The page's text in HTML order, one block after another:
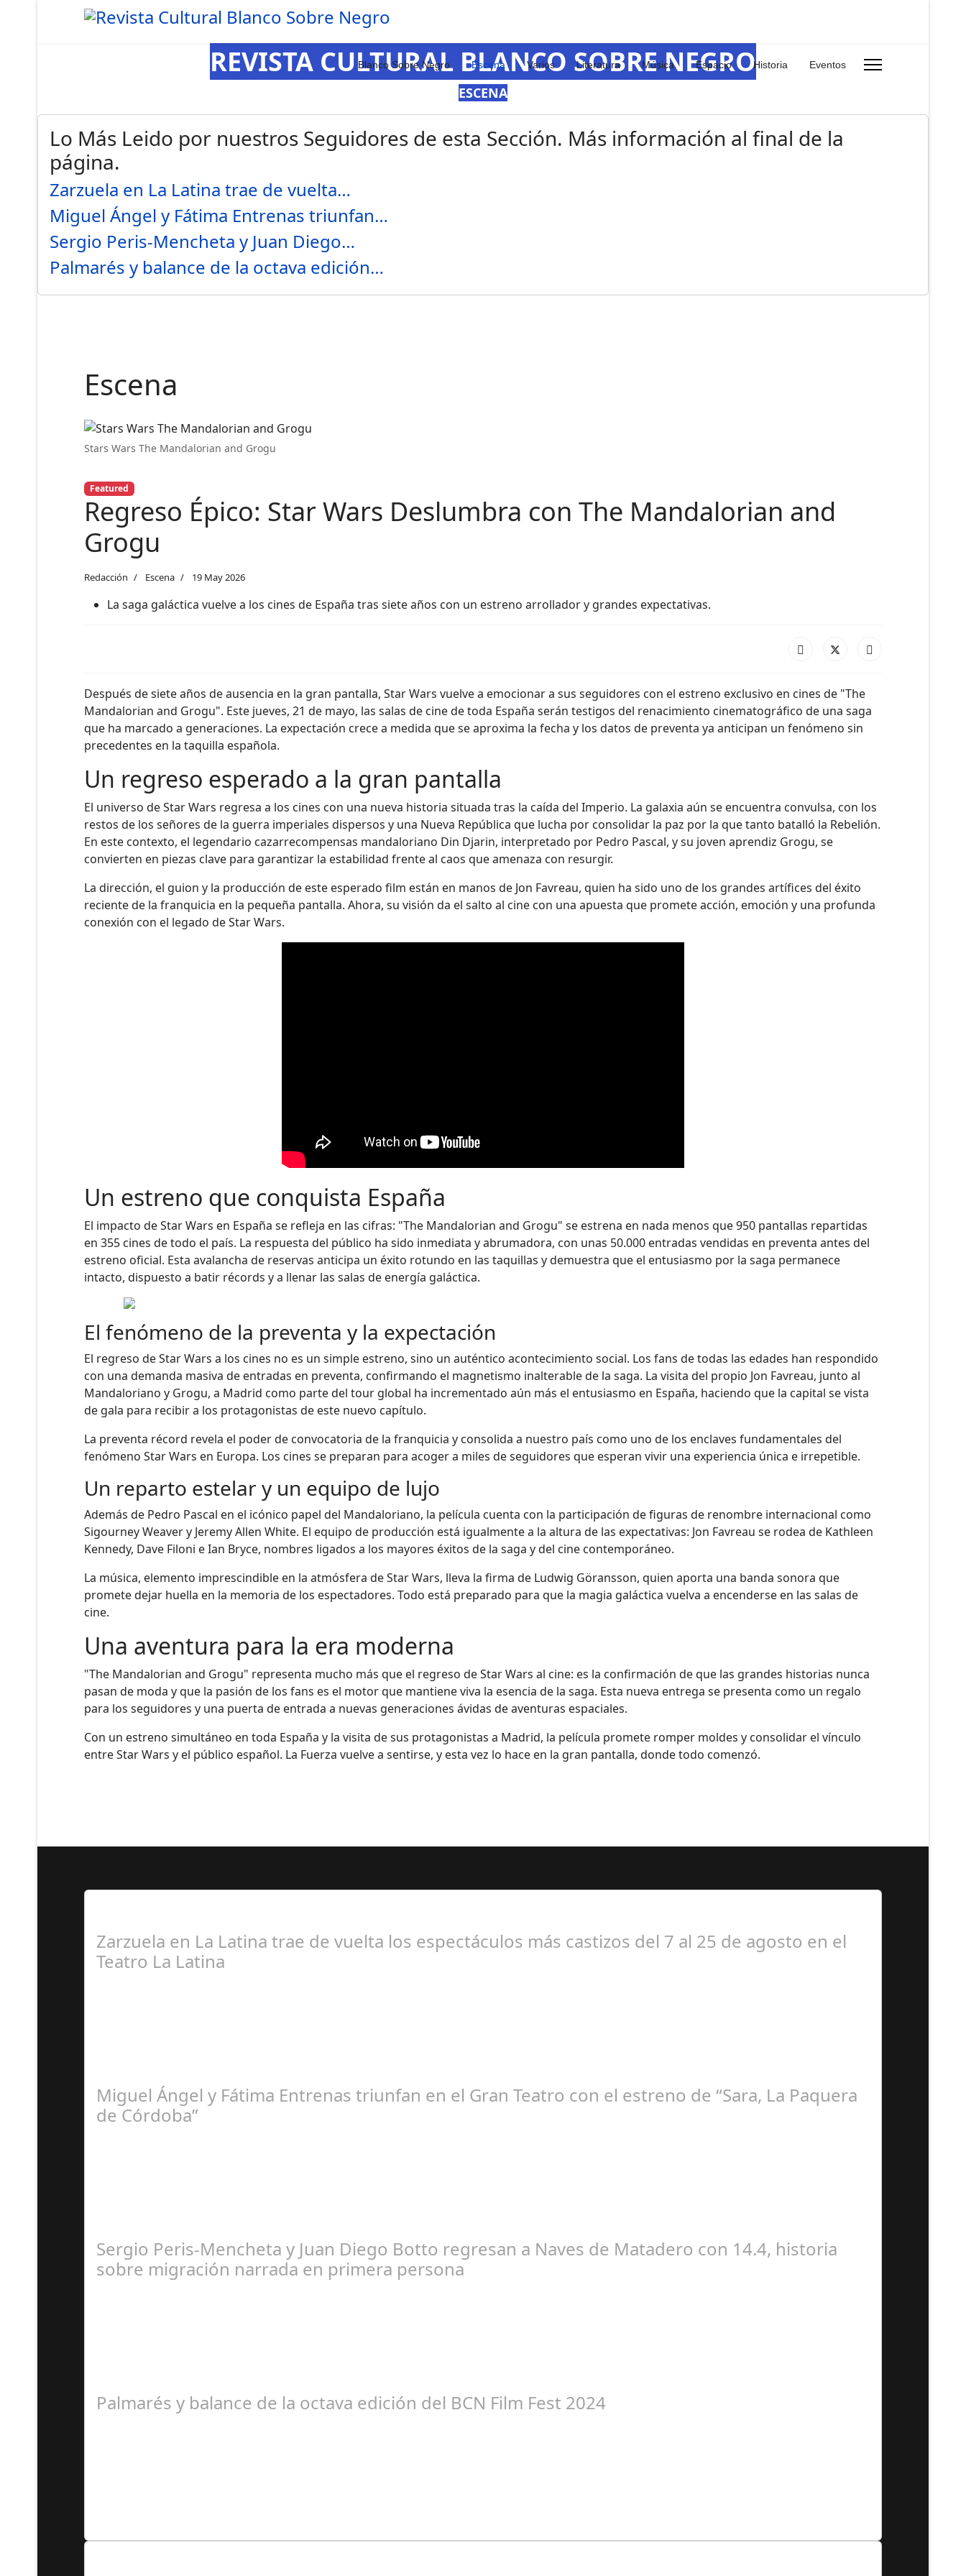
Blanco Sobre Negro Escena Varios Literatura Música Espacio Historia Eventos
REVISTA CULTURAL BLANCO SOBRE NEGRO
ESCENA
Lo Más Leido por nuestros Seguidores de esta Sección. Más información al final de la
página.
Zarzuela en La Latina trae de vuelta…
Miguel Ángel y Fátima Entrenas triunfan…
Sergio Peris-Mencheta y Juan Diego…
Palmarés y balance de la octava edición…
Escena
Stars Wars The Mandalorian and Grogu
Featured
Regreso Épico: Star Wars Deslumbra con The Mandalorian and
Grogu
Redacción Escena 19 May 2026
La saga galáctica vuelve a los cines de España tras siete años con un estreno arrollador y grandes expectativas.
Después de siete años de ausencia en la gran pantalla, Star Wars vuelve a emocionar a sus seguidores con el estreno exclusivo en cines de "The
Mandalorian and Grogu". Este jueves, 21 de mayo, las salas de cine de toda España serán testigos del renacimiento cinematográfico de una saga
que ha marcado a generaciones. La expectación crece a medida que se aproxima la fecha y los datos de preventa ya anticipan un fenómeno sin
precedentes en la taquilla española.
Un regreso esperado a la gran pantalla
El universo de Star Wars regresa a los cines con una nueva historia situada tras la caída del Imperio. La galaxia aún se encuentra convulsa, con los
restos de los señores de la guerra imperiales dispersos y una Nueva República que lucha por consolidar la paz por la que tanto batalló la Rebelión.
En este contexto, el legendario cazarrecompensas mandaloriano Din Djarin, interpretado por Pedro Pascal, y su joven aprendiz Grogu, se
convierten en piezas clave para garantizar la estabilidad frente al caos que amenaza con resurgir.
La dirección, el guion y la producción de este esperado film están en manos de Jon Favreau, quien ha sido uno de los grandes artífices del éxito
reciente de la franquicia en la pequeña pantalla. Ahora, su visión da el salto al cine con una apuesta que promete acción, emoción y una profunda
conexión con el legado de Star Wars.
Un estreno que conquista España
El impacto de Star Wars en España se refleja en las cifras: "The Mandalorian and Grogu" se estrena en nada menos que 950 pantallas repartidas
en 355 cines de todo el país. La respuesta del público ha sido inmediata y abrumadora, con unas 50.000 entradas vendidas en preventa antes del
estreno oficial. Esta avalancha de reservas anticipa un éxito rotundo en las taquillas y demuestra que el entusiasmo por la saga permanece
intacto, dispuesto a batir récords y a llenar las salas de energía galáctica.
El fenómeno de la preventa y la expectación
El regreso de Star Wars a los cines no es un simple estreno, sino un auténtico acontecimiento social. Los fans de todas las edades han respondido
con una demanda masiva de entradas en preventa, confirmando el magnetismo inalterable de la saga. La visita del propio Jon Favreau, junto al
Mandaloriano y Grogu, a Madrid como parte del tour global ha incrementado aún más el entusiasmo en España, haciendo que la capital se vista
de gala para recibir a los protagonistas de este nuevo capítulo.
La preventa récord revela el poder de convocatoria de la franquicia y consolida a nuestro país como uno de los enclaves fundamentales del
fenómeno Star Wars en Europa. Los cines se preparan para acoger a miles de seguidores que esperan vivir una experiencia única e irrepetible.
Un reparto estelar y un equipo de lujo
Además de Pedro Pascal en el icónico papel del Mandaloriano, la película cuenta con la participación de figuras de renombre internacional como
Sigourney Weaver y Jeremy Allen White. El equipo de producción está igualmente a la altura de las expectativas: Jon Favreau se rodea de Kathleen
Kennedy, Dave Filoni e Ian Bryce, nombres ligados a los mayores éxitos de la saga y del cine contemporáneo.
La música, elemento imprescindible en la atmósfera de Star Wars, lleva la firma de Ludwig Göransson, quien aporta una banda sonora que
promete dejar huella en la memoria de los espectadores. Todo está preparado para que la magia galáctica vuelva a encenderse en las salas de
cine.
Una aventura para la era moderna
"The Mandalorian and Grogu" representa mucho más que el regreso de Star Wars al cine: es la confirmación de que las grandes historias nunca
pasan de moda y que la pasión de los fans es el motor que mantiene viva la esencia de la saga. Esta nueva entrega se presenta como un regalo
para los seguidores y una puerta de entrada a nuevas generaciones ávidas de aventuras espaciales.
Con un estreno simultáneo en toda España y la visita de sus protagonistas a Madrid, la película promete romper moldes y consolidar el vínculo
entre Star Wars y el público español. La Fuerza vuelve a sentirse, y esta vez lo hace en la gran pantalla, donde todo comenzó.
Zarzuela en La Latina trae de vuelta los espectáculos más castizos del 7 al 25 de agosto en el
Teatro La Latina
Miguel Ángel y Fátima Entrenas triunfan en el Gran Teatro con el estreno de “Sara, La Paquera
de Córdoba”
Sergio Peris-Mencheta y Juan Diego Botto regresan a Naves de Matadero con 14.4, historia
sobre migración narrada en primera persona
Palmarés y balance de la octava edición del BCN Film Fest 2024